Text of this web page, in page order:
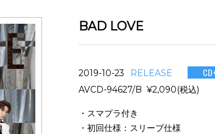
BAD LOVE
2019-10-23 RELEASE
AVCD-94627/B ¥2,090(税込)
・スマプラ付き
・初回仕様：スリーブ仕様